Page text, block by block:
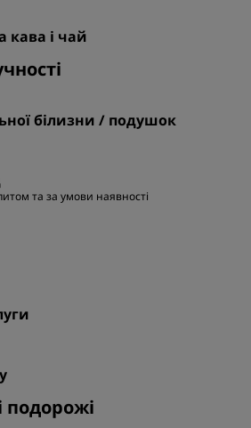
кава і чай
білизни / подушок
та за умови наявності
подорожі